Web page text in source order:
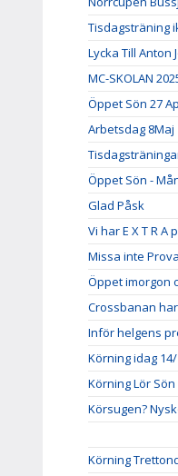
Tisdagsträning
Lycka Till Anton
MC-SKOLAN
Öppet Sön 27
Arbetsdag 8Maj
Öppet Sön -
Glad Påsk
Vi har E X T R
Missa inte
Öppet imorgon
Crossbanan
Inför helgens
Körning idag
Körning Lör Sön
Körsugen?
Körning